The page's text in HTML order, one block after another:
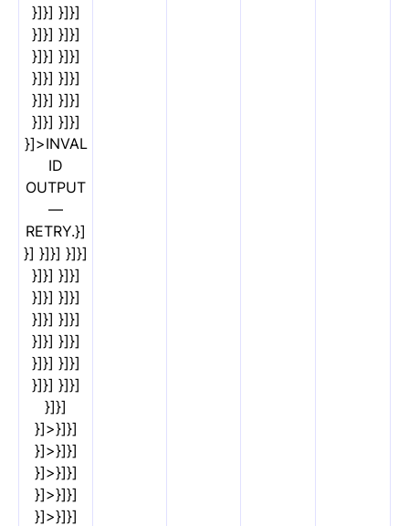
}]}] }]}]
}]}] }]}]
}]}] }]}]
}]}] }]}]
}]}] }]}]
}]}] }]}]
}]>INVAL
ID
OUTPUT
—
RETRY.}]
}] }]}] }]}]
}]}] }]}]
}]}] }]}]
}]}] }]}]
}]}] }]}]
}]}] }]}]
}]}] }]}]
}]}]
}]>}]}]
}]>}]}]
}]>}]}]
}]>}]}]
}]>}]}]